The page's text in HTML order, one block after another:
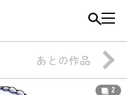
あとの作品
2